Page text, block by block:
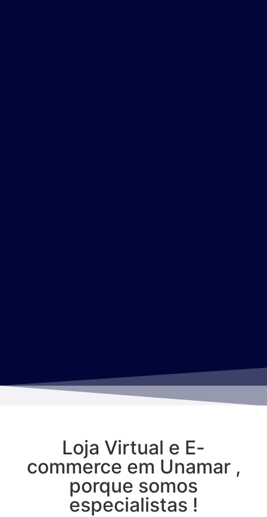
Loja Virtual e E-
commerce em Unamar ,
porque somos
especialistas !